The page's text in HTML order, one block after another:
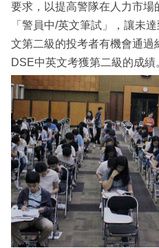
要求，以提高警隊在人力市
「警員中/英文筆試」，讓未
文第二級的投考者有機會通
DSE中英文考獲第二級的成績